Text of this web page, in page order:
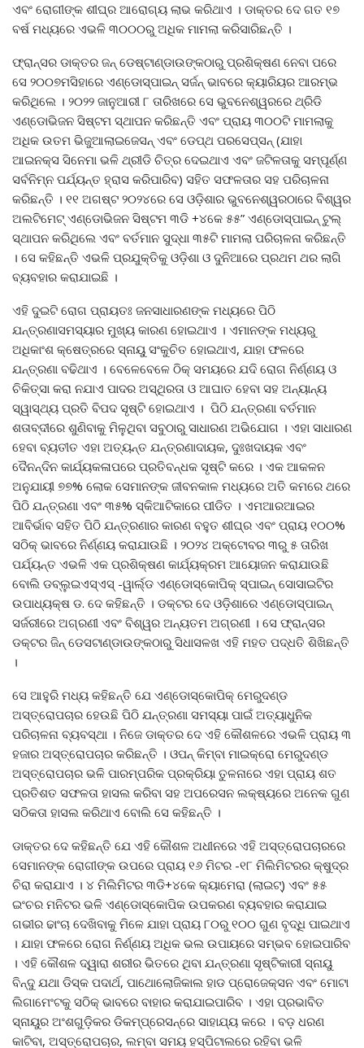
ଏବଂ ରୋଗୀଙ୍କ ଶୀଘ୍ର ଆରୋଗ୍ୟ ଲାଭ କରିଥାଏ । ଡାକ୍ତର ଦେ ଗତ ୧୭
ବର୍ଷ ମଧ୍ୟରେ ଏଭଳି ୩୦୦୦ରୁ ଅଧିକ ମାମଲା କରିସାରିଛନ୍ତି ।
ଫ୍ରାନ୍ସର ଡାକ୍ତର ଜନ୍ ଡେଷ୍ଟାଣ୍ଡାଉଙ୍କଠାରୁ ପ୍ରଶିକ୍ଷଣ ନେବା ପରେ
ସେ ୨୦୦୭ମସିହାରେ ଏଣ୍ଡୋସ୍ପାଇନ୍ ସର୍ଜନ୍ ଭାବରେ କ୍ୟାରିୟର ଆରମ୍ଭ
କରିଥିଲେ । ୨୦୨୨ ଜାନୁଆରୀ ୮ ତାରିଖରେ ସେ ଭୁବନେଶ୍ୱରରେ ଥ୍ରିଡି
ଏଣ୍ଡୋଭିଜନ ସିଷ୍ଟମ ସ୍ଥାପନ କରିଛନ୍ତି ଏବଂ ପ୍ରାୟ ୩୦୦ଟି ମାମଲାକୁ
ଅଧିକ ଉତମ ଭିଜୁଆଲାଇଜେସନ୍ ଏବଂ ଡେପ୍‌ଥ ପରସେପ୍ସନ୍ (ଯାହା
ଆଇନକ୍ସ ସିନେମା ଭଳି ଥ୍ରୀଡି ଚିତ୍ର ଦେଇଥାଏ ଏବଂ ଜଟିଳତାକୁ ସମ୍ପୂର୍ଣ୍ଣ
ସର୍ବନିମ୍ନ ପର୍ଯ୍ୟନ୍ତ ହ୍ରାସ କରିପାରିବ) ସହିତ ସଫଳତାର ସହ ପରିଚାଳନା
କରିଛନ୍ତି । ୧୧ ଅଗଷ୍ଟ ୨୦୨୪ରେ ସେ ଓଡ଼ିଶାର ଭୁବନେଶ୍ୱରଠାରେ ବିଶ୍ୱର
ଅଲଟିମେଟ୍ ଏଣ୍ଡୋଭିଜନ ସିଷ୍ଟମ ୩ଡି +୪କେ ୫୫” ଏଣ୍ଡୋସ୍ପାଇନ୍ ଟୁଲ୍
ସ୍ଥାପନ କରିଥିଲେ ଏବଂ ବର୍ତମାନ ସୁଦ୍ଧା ୩୫ଟି ମାମଲା ପରିଚାଳନା କରିଛନ୍ତି
। ସେ କହିଛନ୍ତି ଏଭଳି ପ୍ରଯୁକ୍ତିକୁ ଓଡ଼ିଶା ଓ ଦୁନିଆରେ ପ୍ରଥମ ଥର ଲାଗି
ବ୍ୟବହାର କରାଯାଇଛି ।
ଏହି ଦୁଇଟି ରୋଗ ପ୍ରାୟତଃ ଜନସାଧାରଣଙ୍କ ମଧ୍ୟରେ ପିଠି
ଯନ୍ତ୍ରଣାସମସ୍ୟାର ମୁଖ୍ୟ କାରଣ ହୋଇଥାଏ । ଏମାନଙ୍କ ମଧ୍ୟରୁ
ଅଧିକାଂଶ କ୍ଷେତ୍ରରେ ସ୍ନାୟୁ ସଂକୁଚିତ ହୋଇଥାଏ, ଯାହା ଫଳରେ
ଯନ୍ତ୍ରଣା ବଢିଥାଏ । ବେଳେବେଳେ ଠିକ୍ ସମୟରେ ଯଦି ରୋଗ ନିର୍ଣ୍ଣୟ ଓ
ଚିକିତ୍ସା କରା ନଯାଏ ପାଦର ଅସ୍ଥିରତା ଓ ଆଘାତ ହେବା ସହ ଅନ୍ୟାନ୍ୟ
ସ୍ୱାସ୍ଥ୍ୟ ପ୍ରତି ବିପଦ ସୃଷ୍ଟି ହୋଇଥାଏ । ପିଠି ଯନ୍ତ୍ରଣା ବର୍ତମାନ
ଶତାବ୍ଦୀରେ ଶୁଣିବାକୁ ମିଳୁଥିବା ସବୁଠାରୁ ସାଧାରଣ ଅଭିଯୋଗ । ଏହା ସାଧାରଣ
ହେବା ବ୍ୟତୀତ ଏହା ଅତ୍ୟନ୍ତ ଯନ୍ତ୍ରଣାଦାୟକ, ଦୁଃଖଦାୟକ ଏବଂ
ଦୈନନ୍ଦିନ କାର୍ଯ୍ୟକଳାପରେ ପ୍ରତିବନ୍ଧକ ସୃଷ୍ଟି କରେ । ଏକ ଆକଳନ
ଅନୁଯାୟୀ ୭୭% ଲୋକ ସେମାନଙ୍କ ଜୀବନକାଳ ମଧ୍ୟରେ ଅତି କମରେ ଥରେ
ପିଠି ଯନ୍ତ୍ରଣା ଏବଂ ୩୫% ସ୍କିଆଟିକାରେ ପୀଡିତ । ଏମଆରଆଇର
ଆବିର୍ଭାବ ସହିତ ପିଠି ଯନ୍ତ୍ରଣାର କାରଣ ବହୁତ ଶୀଘ୍ର ଏବଂ ପ୍ରାୟ ୧୦୦%
ସଠିକ୍ ଭାବରେ ନିର୍ଣ୍ଣୟ କରାଯାଉଛି । ୨୦୨୪ ଅକ୍ଟୋବର ୩ରୁ ୫ ତାରିଖ
ପର୍ଯ୍ୟନ୍ତ ଏଭଳି ଏକ ପ୍ରଶିକ୍ଷଣ କାର୍ଯ୍ୟକ୍ରମ ଆୟୋଜନ କରାଯାଉଛି
ବୋଲି ଡବ୍ଲୁଇଏସ୍‌ଏସ୍ -ୱାର୍ଲ୍ଡ ଏଣ୍ଡୋସ୍କୋପିକ୍ ସ୍ପାଇନ୍ ସୋସାଇଟିର
ଉପାଧ୍ୟକ୍ଷ ଡ. ଦେ କହିଛନ୍ତି । ଡକ୍ଟର ଦେ ଓଡ଼ିଶାରେ ଏଣ୍ଡୋସ୍ପାଇନ୍
ସର୍ଜରୀରେ ଅଗ୍ରଣୀ ଏବଂ ବିଶ୍ୱର ଅନ୍ୟତମ ଅଗ୍ରଣୀ । ସେ ଫ୍ରାନ୍ସର
ଡକ୍ଟର ଜିନ୍ ଡେସଟାଣ୍ଡାଉଙ୍କଠାରୁ ସିଧାସଳଖ ଏହି ମହତ ପଦ୍ଧତି ଶିଖିଛନ୍ତି
।
ସେ ଆହୁରି ମଧ୍ୟ କହିଛନ୍ତି ଯେ ଏଣ୍ଡୋସ୍କୋପିକ୍ ମେରୁଦଣ୍ଡ
ଅସ୍ତ୍ରୋପଚାର ହେଉଛି ପିଠି ଯନ୍ତ୍ରଣା ସମସ୍ୟା ପାଇଁ ଅତ୍ୟାଧୁନିକ
ପରିଚାଳନା ବ୍ୟବସ୍ଥା । ନିଜେ ଡାକ୍ତର ଦେ ଏହି କୌଶଳରେ ଏଭଳି ପ୍ରାୟ ୩
ହଜାର ଅସ୍ତ୍ରୋପଚାର କରିଛନ୍ତି । ଓପନ୍ କିମ୍ବା ମାଇକ୍ରୋ ମେରୁଦଣ୍ଡ
ଅସ୍ତ୍ରୋପଚାର ଭଳି ପାରମ୍ପରିକ ପ୍ରକ୍ରିୟା ତୁଳନାରେ ଏହା ପ୍ରାୟ ଶତ
ପ୍ରତିଶତ ସଫଳତା ହାସଲ କରିବା ସହ ଅପରେସନ ଲକ୍ଷ୍ୟରେ ଅନେକ ଗୁଣ
ସଠିକତା ହାସଲ କରିଥାଏ ବୋଲି ସେ କହିଛନ୍ତି ।
ଡାକ୍ତର ଦେ କହିଛନ୍ତି ଯେ ଏହି କୌଶଳ ଅଧୀନରେ ଏହି ଅସ୍ତ୍ରୋପଚାରରେ
ସେମାନଙ୍କ ରୋଗୀଙ୍କ ଉପରେ ପ୍ରାୟ ୧୬ ମିଟର -୧୮ ମିଲିମିଟରର କ୍ଷୁଦ୍ର
ଚିରା କରାଯାଏ । ୪ ମିଲିମିଟର ୩ଡି+୪କେ କ୍ୟାମେରା (ଲାଇଟ୍‌) ଏବଂ ୫୫
ଇଂଚର ମନିଟର ଭଳି ଏଣ୍ଡୋସ୍କୋପିକ ଉପକରଣ ବ୍ୟବହାର କରାଯାଇ
ଗଭୀର ଢାଂଚା ଦେଖିବାକୁ ମିଳେ ଯାହା ପ୍ରାୟ ୮୦ରୁ ୧୦୦ ଗୁଣ ବୃଦ୍ଧି ପାଇଥାଏ
। ଯାହା ଫଳରେ ରୋଗ ନିର୍ଣ୍ଣୟ ଅଧିକ ଭଲ ଉପାୟରେ ସମ୍ଭବ ହୋଇପାରିବ
। ଏହି କୌଶଳ ଦ୍ୱାରା ଶରୀର ଭିତରେ ଥିବା ଯନ୍ତ୍ରଣା ସୃଷ୍ଟିକାରୀ ସ୍ନାୟୁ
ବିନ୍ଦୁ ଯଥା ଡିସ୍କ ପଦାର୍ଥ, ପାଥୋଲୋଜିକାଲ ହାଡ ପ୍ରୋଜେକ୍ସନ ଏବଂ ମୋଟା
ଲିଗାମେଂଟକୁ ସଠିକ୍ ଭାବରେ ବାହାର କରାଯାଇପାରିବ । ଏହା ପ୍ରଭାବିତ
ସ୍ନାୟୁର ଅଂଶଗୁଡ଼ିକର ଡିକମ୍ପ୍ରେସନ୍‌ରେ ସାହାଯ୍ୟ କରେ । ବଡ଼ ଧରଣ
କାଟିବା, ଅସ୍ତ୍ରୋପଚାର, ଲମ୍ବା ସମୟ ହସ୍ପିଟାଲରେ ରହିବା ଭଳି